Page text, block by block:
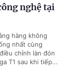
nghệ tại
hàng không
nhất cùng
chỉnh làn đón
T1 sau khi tiếp...